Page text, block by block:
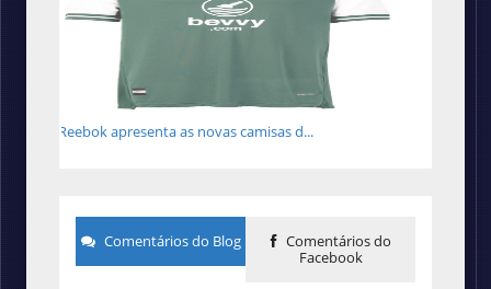
Reebok apresenta as novas camisas d...
Comentários do Blog
Comentários do
Facebook